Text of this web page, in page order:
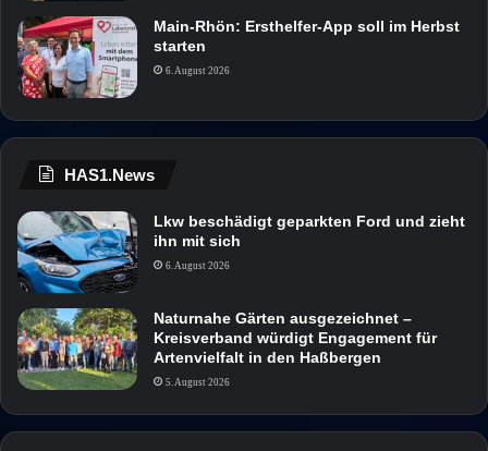
Main-Rhön: Ersthelfer-App soll im Herbst
starten
6. August 2026
HAS1.News
Lkw beschädigt geparkten Ford und zieht
ihn mit sich
6. August 2026
Naturnahe Gärten ausgezeichnet –
Kreisverband würdigt Engagement für
Artenvielfalt in den Haßbergen
5. August 2026